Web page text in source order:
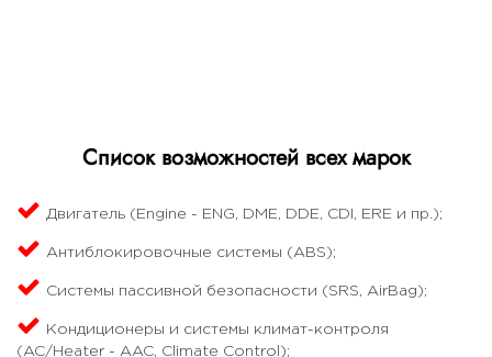
Список возможностей всех марок
Двигатель (Engine - ENG, DME, DDE, CDI, ERE и пр.);
Антиблокировочные системы (ABS);
Системы пассивной безопасности (SRS, AirBag);
Кондиционеры и системы климат-контроля
(AC/Heater - AAC, Climate Control);